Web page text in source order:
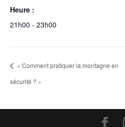
Heure :
21h00 - 23h00
« Comment pratiquer la montagne en
sécurité ? »